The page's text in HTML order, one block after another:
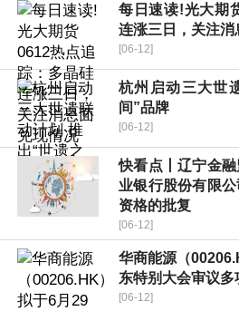
每日速读!光大期
连涨三日，关注消
[06-12]
杭州启动三大世
间”品牌
[06-12]
快看点丨辽宁金
业银行股份有限
资格的批复
[06-12]
华商能源（
东特别大会审议
[06-12]